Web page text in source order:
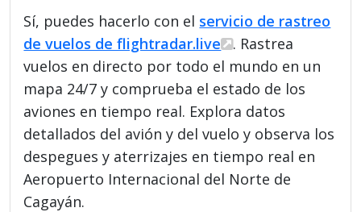
Sí, puedes hacerlo con el servicio de rastreo
de vuelos de flightradar.live
. Rastrea
vuelos en directo por todo el mundo en un
mapa 24/7 y comprueba el estado de los
aviones en tiempo real. Explora datos
detallados del avión y del vuelo y observa los
despegues y aterrizajes en tiempo real en
Aeropuerto Internacional del Norte de
Cagayán.